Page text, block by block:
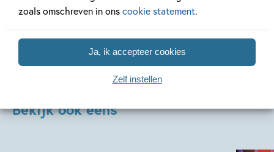
zoals omschreven in onscookie statement.
Ja, ik accepteer cookies
Zelf instellen
Bekijk alle artikelen
Bekijk ook eens